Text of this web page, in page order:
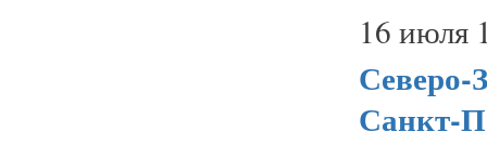
16 июля
Северо-
Санкт-